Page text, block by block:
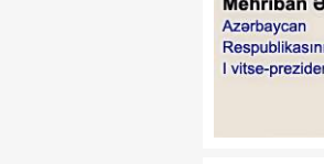
12 may tarixli
nömrəli
dəyişiklik
haqqında